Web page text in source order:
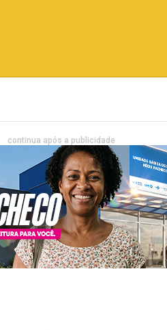
continua após a publicidade